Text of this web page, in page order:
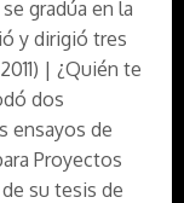
gradúa en la
y dirigió tres
| ¿Quién te
dos
ensayos de
Proyectos
su tesis de